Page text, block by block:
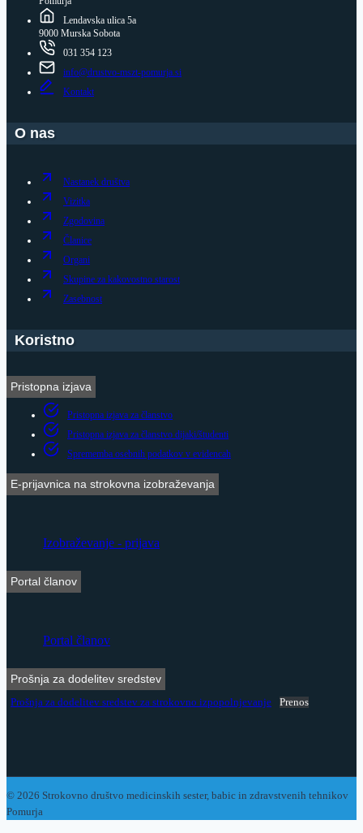
Lendavska ulica 5a
9000 Murska Sobota
031 354 123
info@drustvo-mszt-pomurja.si
Kontakt
O nas
Nastanek društva
Vizitka
Zgodovina
Članice
Organi
Skupine za kakovostno starost
Zasebnost
Koristno
Pristopna izjava
Pristopna izjava za članstvo
Pristopna izjava za članstvo dijaki/študenti
Sprememba osebnih podatkov v evidencah
E-prijavnica na strokovna izobraževanja
Izobraževanje - prijava
Portal članov
Portal članov
Prošnja za dodelitev sredstev
Prošnja za dodelitev sredstev za strokovno izpopolnjevanje Prenos
© 2026 Strokovno društvo medicinskih sester, babic in zdravstvenih tehnikov
Pomurja